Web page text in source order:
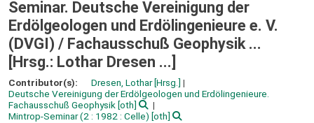
Seminar. Deutsche Vereinigung der
Erdölgeologen und Erdölingenieure e. V.
(DVGI) / Fachausschuß Geophysik ...
[Hrsg.: Lothar Dresen ...]
Contributor(s): Dresen, Lothar[Hrsg.]
Deutsche Vereinigung der Erdölgeologen und Erdölingenieure.
Fachausschuß Geophysik [oth]
Mintrop-Seminar(2 : 1982 : Celle) [oth]